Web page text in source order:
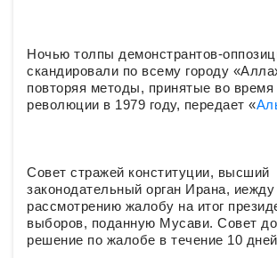
Ночью толпы демонстрантов-
скандировали по всему городу
повторяя методы, принятые во
революции в 1979 году, передает «
Совет стражей конституции, высший
законодательный орган Ирана,
рассмотрению жалобу на итог
выборов, поданную Мусави. Совет
решение по жалобе в течение 10